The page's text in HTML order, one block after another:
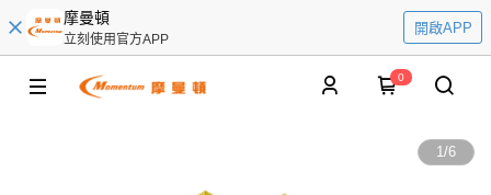
摩曼頓
立刻使用官方APP
開啟APP
0
1/6